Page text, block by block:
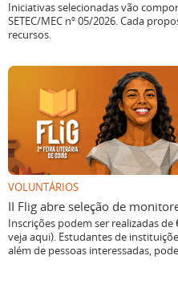
Iniciativas selecionadas vão
SETEC/MEC nº 05/2026. Cada
recursos.
VOLUNTÁRIOS
II Flig abre seleção de
Inscrições podem ser realizadas de
veja aqui). Estudantes de
além de pessoas interessadas,